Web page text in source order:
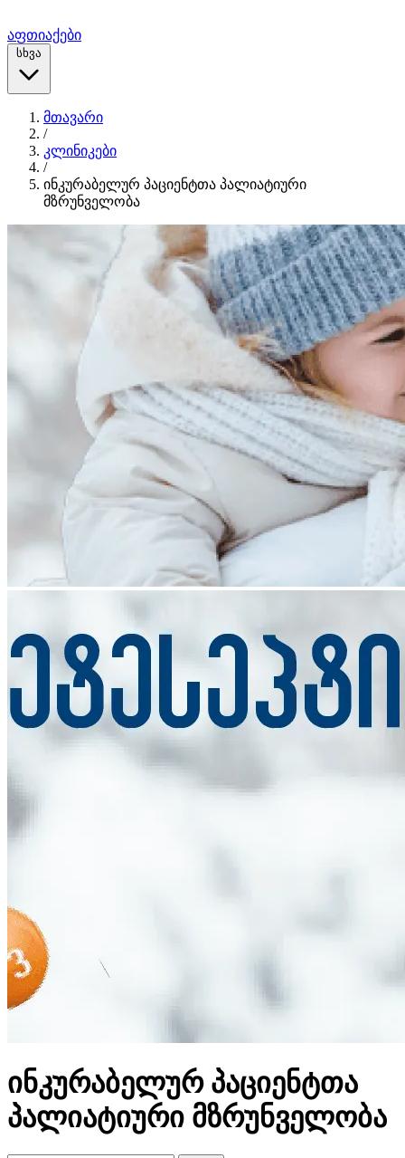
აფთიაქები
სხვა
მთავარი
/
კლინიკები
/
ინკურაბელურ პაციენტთა პალიატიური
მზრუნველობა
ინკურაბელურ პაციენტთა
პალიატიური მზრუნველობა